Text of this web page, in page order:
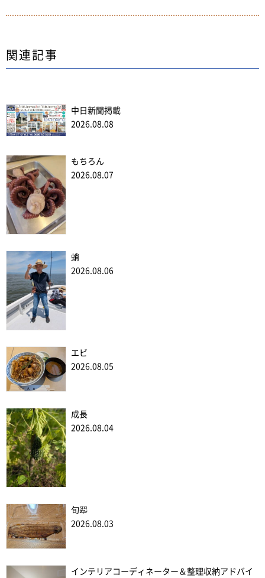
関連記事
中日新聞掲載
2026.08.08
もちろん
2026.08.07
蛸
2026.08.06
エビ
2026.08.05
成長
2026.08.04
旬翆
2026.08.03
インテリアコーディネーター＆整理収納アドバイ